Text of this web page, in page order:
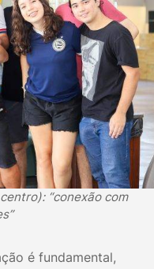
“conexão com
é fundamental,